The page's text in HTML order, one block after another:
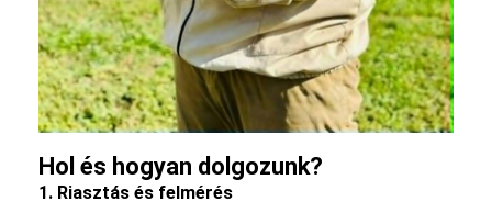
Hol és hogyan dolgozunk?
1. Riasztás és felmérés